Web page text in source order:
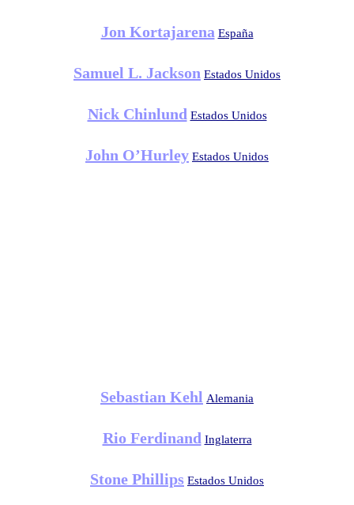
Jon Kortajarena España
Samuel L. Jackson Estados Unidos
Nick Chinlund Estados Unidos
John O’Hurley Estados Unidos
Sebastian Kehl Alemania
Rio Ferdinand Inglaterra
Stone Phillips Estados Unidos